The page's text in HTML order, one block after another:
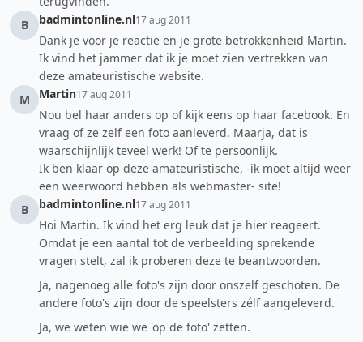
B
badmintonline.nl17 aug 2011
Dank je voor je reactie en je grote betrokkenheid Martin.
Ik vind het jammer dat ik je moet zien vertrekken van
deze amateuristische website.
M
Martin17 aug 2011
Nou bel haar anders op of kijk eens op haar facebook. En
vraag of ze zelf een foto aanleverd. Maarja, dat is
waarschijnlijk teveel werk! Of te persoonlijk.
Ik ben klaar op deze amateuristische, -ik moet altijd weer
een weerwoord hebben als webmaster- site!
B
badmintonline.nl17 aug 2011
Hoi Martin. Ik vind het erg leuk dat je hier reageert.
Omdat je een aantal tot de verbeelding sprekende
vragen stelt, zal ik proberen deze te beantwoorden.
Ja, nagenoeg alle foto's zijn door onszelf geschoten. De
andere foto's zijn door de speelsters zélf aangeleverd.
Ja, we weten wie we 'op de foto' zetten.